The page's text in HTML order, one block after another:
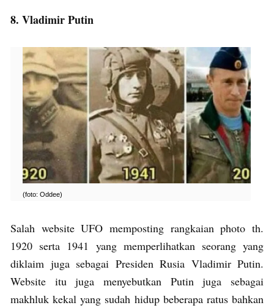
8. Vladimir Putin
(foto: Oddee)
Salah website UFO memposting rangkaian photo th.
1920 serta 1941 yang memperlihatkan seorang yang
diklaim juga sebagai Presiden Rusia Vladimir Putin.
Website itu juga menyebutkan Putin juga sebagai
makhluk kekal yang sudah hidup beberapa ratus bahkan